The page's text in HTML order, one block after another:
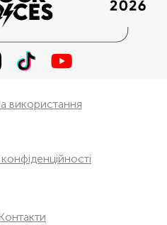
використання
Контакти